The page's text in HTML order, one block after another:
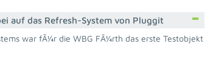
auf das Refresh-System von Pluggit
war fÃ¼r die WBG FÃ¼rth das erste Testobjekt